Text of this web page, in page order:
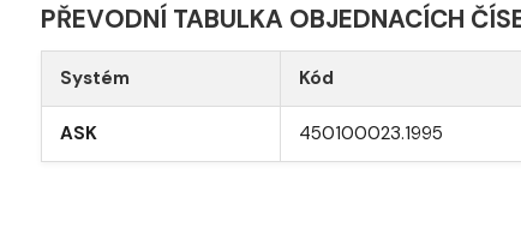
PŘEVODNÍ TABULKA OBJEDNACÍCH
Systém Kód
ASK 450100023.1995